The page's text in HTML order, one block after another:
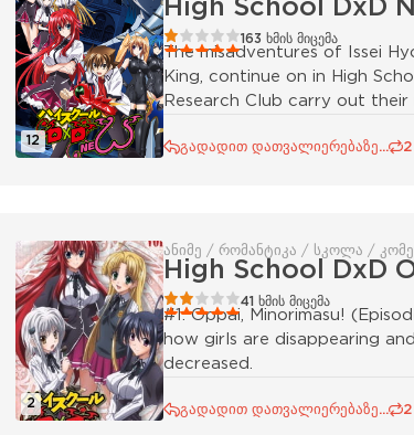
12
High School DxD
1 2 3 4 5 163 ხმის მიცემა
The misadventures of Issei
King, continue on in High
Research Club carry out
გადადით დათვალიერებაზე... 2
2
ანიმე / რომანტიკა / სკოლა /
High School DxD
1 2 3 4 5 41 ხმის მიცემა
#1: Oppai, Minorimasu!
how girls are disappearing
decreased.
გადადით დათვალიერებაზე... 2